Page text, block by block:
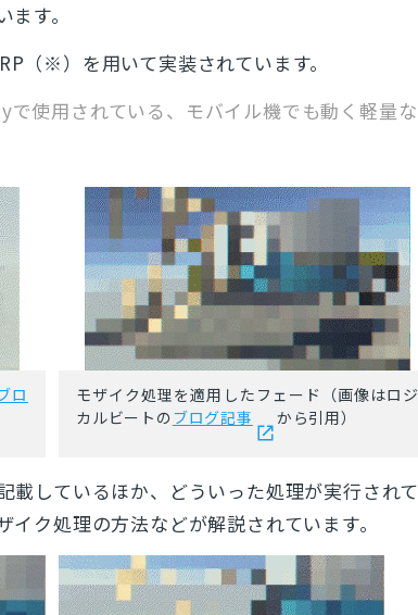
す。
（※）を用いて実装されています。
用されている、モバイル機でも動く軽量な
ロ
モザイク処理を適用したフェード（画像はロジ
カルビートの ブログ記事 から引用）
載しているほか、どういった処理が実行されて
ク処理の方法などが解説されています。